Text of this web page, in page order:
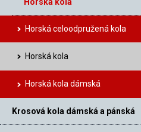
Horská celoodpružená kola
Horská kola
Horská kola dámská
Krosová kola dámská a pánská